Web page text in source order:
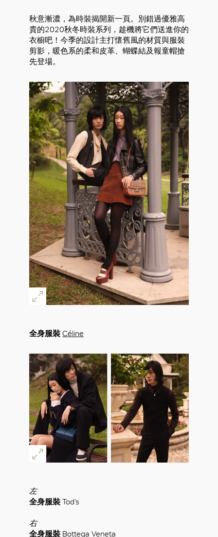
秋意漸濃，為時裝揭開新一頁。別錯過優雅高
貴的2020秋冬時裝系列，趁機將它們送進你的
衣櫥吧！今季的設計主打懷舊風的材質與服裝
剪影，暖色系的柔和皮革、蝴蝶結及報童帽搶
先登場。
全身服裝 Céline
左
全身服裝 Tod’s
右
全身服裝 Bottega Veneta